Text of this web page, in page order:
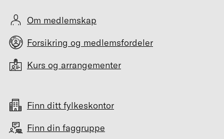
Om medlemskap
Forsikring og medlemsfordeler
Kurs og arrangementer
Finn ditt fylkeskontor
Finn din faggruppe